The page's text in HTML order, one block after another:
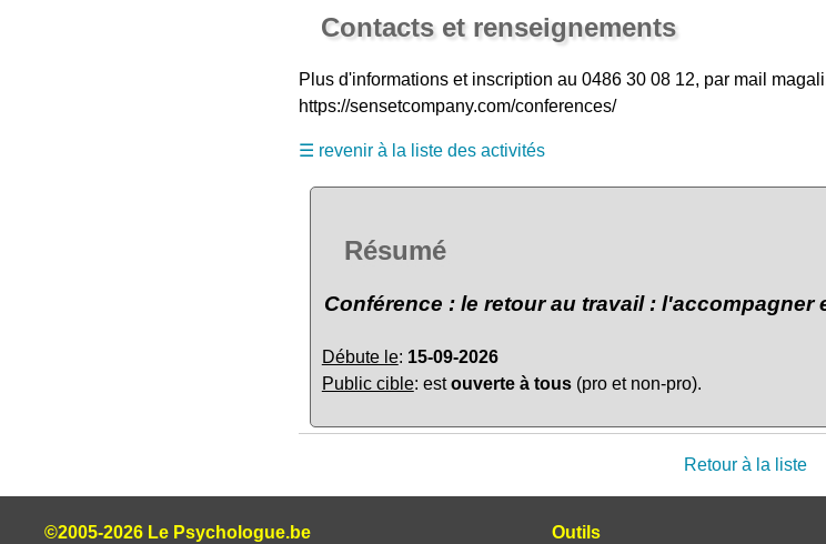
Contacts et renseignements
Plus d'informations et inscription au 0486 30 08 12, par mail
https://sensetcompany.com/conferences/
☰ revenir à la liste des activités
Résumé
Conférence : le retour au travail : l'accompagner
Débute le: 15-09-2026
Public cible: estouverte à tous(pro et non-pro).
Retour à la liste
©2005-2026 Le Psychologue.be Outils